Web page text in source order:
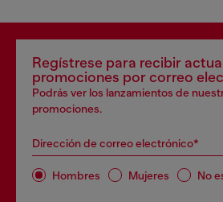
Regístrese para recibir
promociones por correo
Podrás ver los lanzamientos de
promociones.
Dirección de correo electrónico*
Hombres Mujeres No